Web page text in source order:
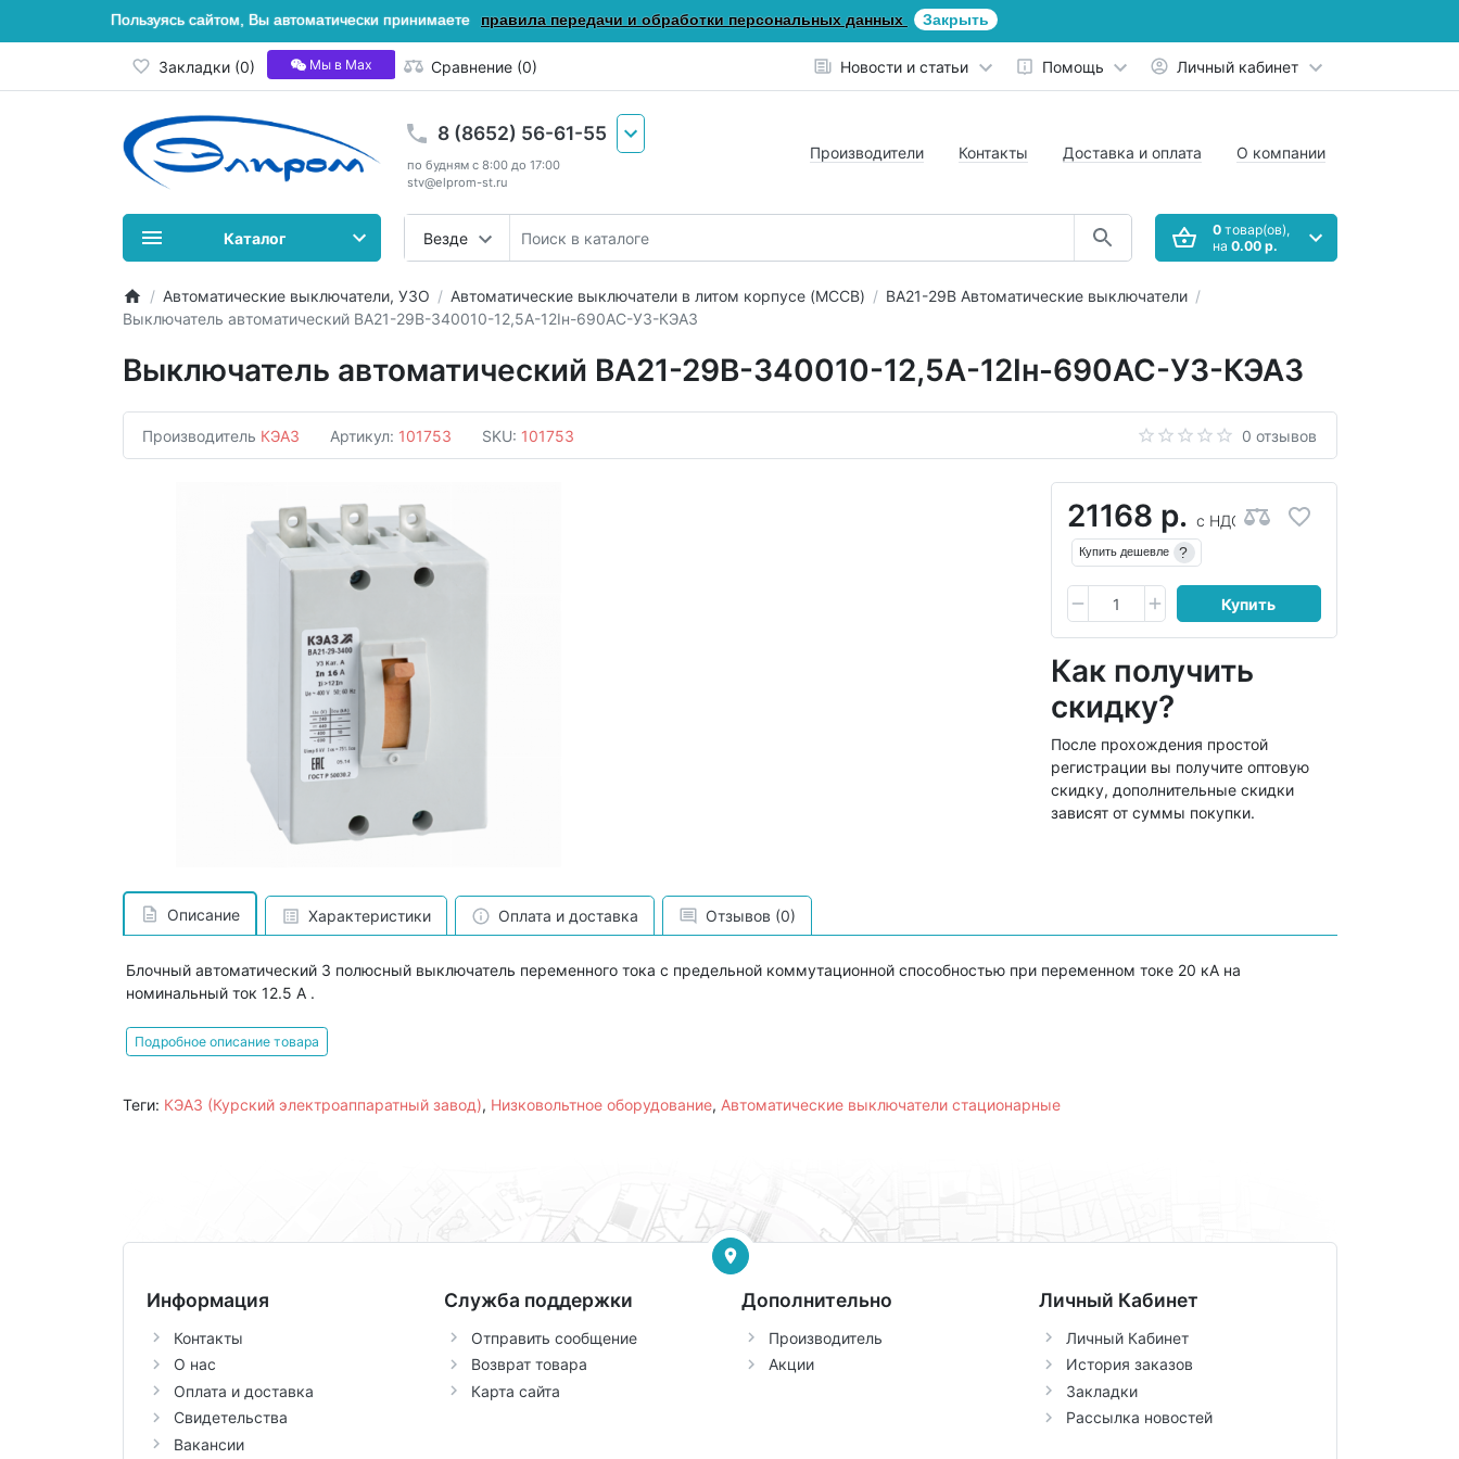
Пользуясь сайтом, Вы автоматически принимаете правила передачи и обработки персональных данных Закрыть
Закладки (0) Мы в Мах Сравнение (0) Новости и статьи Помощь Личный кабинет
8 (8652) 56-61-55
по будням с 8:00 до 17:00
stv@elprom-st.ru
Везде
Производители Контакты Доставка и оплата О компании
0товар(ов),
на 0.00 р.
Каталог
Автоматические выключатели, УЗО Автоматические выключатели в литом корпусе (MCCB)
ВА21-29В Автоматические выключатели
Выключатель автоматический ВА21-29В-340010-12,5А-12Iн-690AC-У3-КЭАЗ
Выключатель автоматический ВА21-29В-340010-12,5А-12Iн-690AC-У3-КЭАЗ
Производитель КЭАЗ Артикул: 101753 SKU: 101753 0 отзывов
21168 р. с НДС
Купить дешевле ?
Купить
Как получить
скидку?
После прохождения простой
регистрации вы получите оптовую
скидку, дополнительные скидки
зависят от суммы покупки.
Описание Характеристики Оплата и доставка Отзывов (0)
Блочный автоматический 3 полюсный выключатель переменного тока с предельной коммутационной способностью при переменном токе 20 кА на
номинальный ток 12.5 А .
Подробное описание товара
Теги: КЭАЗ (Курский электроаппаратный завод), Низковольтное оборудование, Автоматические выключатели стационарные
Информация
Контакты
О нас
Оплата и доставка
Свидетельства
Вакансии
Служба поддержки
Отправить сообщение
Возврат товара
Карта сайта
Дополнительно
Производитель
Акции
Личный Кабинет
Личный Кабинет
История заказов
Закладки
Рассылка новостей